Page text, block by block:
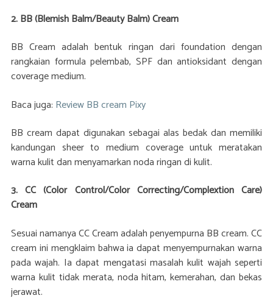
2. BB (Blemish Balm/Beauty Balm) Cream
BB Cream adalah bentuk ringan dari foundation dengan
rangkaian formula pelembab, SPF dan antioksidant dengan
coverage medium.
Baca juga: Review BB cream Pixy
BB cream dapat digunakan sebagai alas bedak dan memiliki
kandungan sheer to medium coverage untuk meratakan
warna kulit dan menyamarkan noda ringan di kulit.
3. CC (Color Control/Color Correcting/Complextion Care)
Cream
Sesuai namanya CC Cream adalah penyempurna BB cream. CC
cream ini mengklaim bahwa ia dapat menyempurnakan warna
pada wajah. Ia dapat mengatasi masalah kulit wajah seperti
warna kulit tidak merata, noda hitam, kemerahan, dan bekas
jerawat.